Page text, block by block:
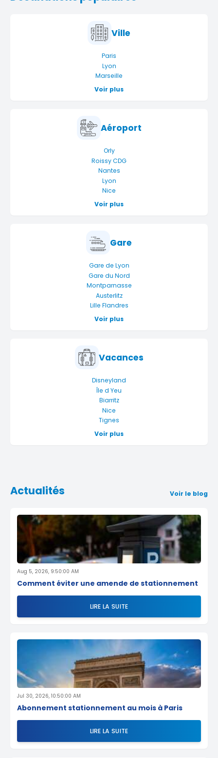
Ville
Paris
Lyon
Marseille
Voir plus
Aéroport
Orly
Roissy CDG
Nantes
Lyon
Nice
Voir plus
Gare
Gare de Lyon
Gare du Nord
Montparnasse
Austerlitz
Lille Flandres
Voir plus
Vacances
Disneyland
Île d Yeu
Biarritz
Nice
Tignes
Voir plus
Actualités Voir le blog
Aug 5, 2026, 9:50:00 AM
Comment éviter une amende de stationnement
LIRE LA SUITE
Jul 30, 2026, 10:50:00 AM
Abonnement stationnement au mois à Paris
LIRE LA SUITE